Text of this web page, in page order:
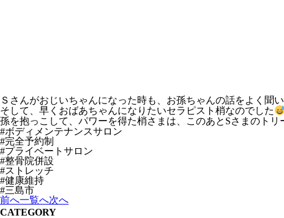
Ｓさんがおじいちゃんになった時も、お孫ちゃんの話をよく聞
そして、早くおばあちゃんになりたいセラピスト梢なのでした
孫を抱っこして、パワーを得た梢さまは、このあとSさまのトリ
#ボディメンテナンスサロン
#完全予約制
#プライベートサロン
#整骨院併設
#ストレッチ
#健康維持
#三島市
前へ一覧へ次へ
CATEGORY